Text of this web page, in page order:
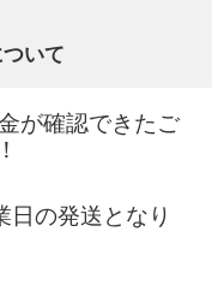
いて
が確認できたご
日の発送となり